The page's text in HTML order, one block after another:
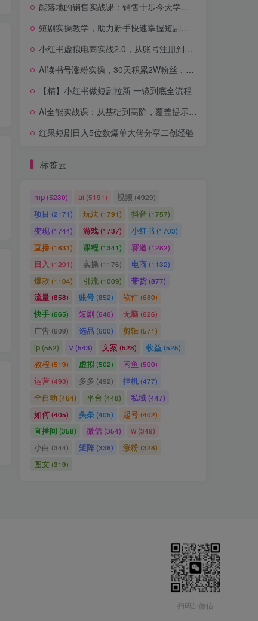
能落地的销售实战课：销售十步今天学，明天用，拥抱变化，迎接挑战(更新)
短剧实操教学，助力新手快速掌握短剧创作技巧，实现从入门到精通的蜕变！
小红书虚拟电商实战2.0，从账号注册到产品发货完整拆解虚拟电商全流程
AI读书号涨粉实操，30天积累2W粉丝，零基础低门槛易变现
【精】小红书做短剧拉新 一镜到底全流程
AI全能实战课：从基础到高阶，覆盖提示词、办公、绘图、视频与智能体全场景应用
红果短剧日入5位数爆单大佬分享二创经验
标签云
mp(5230) ai (5191) 视频 (4929)
项目 (2171) 玩法(1791) 抖音(1757)
变现 (1744) 游戏(1737) 小红书 (1703)
直播 (1631) 课程 (1341) 赛道 (1282)
日入 (1201) 实操 (1176) 电商(1132)
爆款 (1104) 引流(1009) 带货(877)
流量(858) 账号(852) 软件(680)
快手(665) 短剧 (646) 无脑 (626)
广告 (609) 选品 (600) 剪辑(571)
ip (552) v (543) 文案 (528) 收益 (525)
教程 (519) 虚拟 (502) 闲鱼 (500)
运营 (493) 多多 (492) 挂机(477)
全自动 (464) 平台 (448) 私域(447)
如何(405) 头条 (405) 起号(402)
直播间 (358) 微信(354) w(349)
小白 (344) 矩阵(336) 涨粉(328)
图文 (319)
扫码加微信